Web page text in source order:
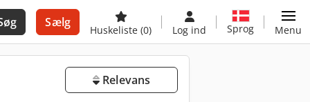
Sælg
Huskeliste (0) Log ind Sprog Menu
Relevans